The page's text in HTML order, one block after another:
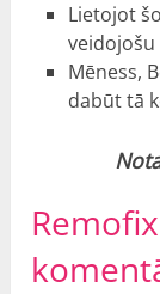
Lietojot
Mēness,
dabūt tā